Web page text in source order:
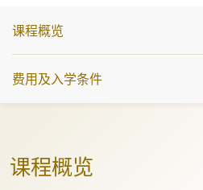
课程概览
费用及入学条件
课程概览